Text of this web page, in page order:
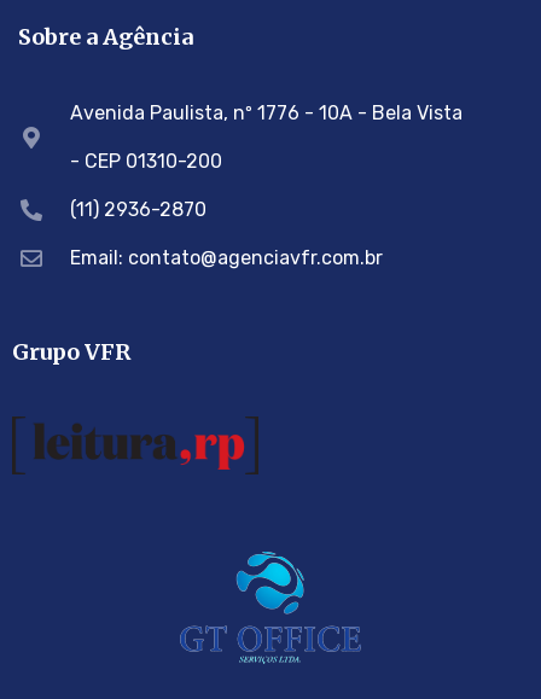
Sobre a Agência
Avenida Paulista, nº 1776 - 10A - Bela Vista
- CEP 01310-200
(11) 2936-2870
Email: contato@agenciavfr.com.br
Grupo VFR